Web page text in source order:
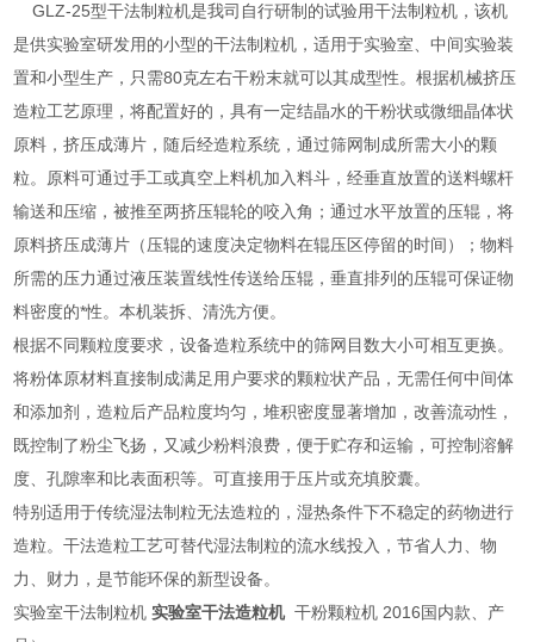
GLZ-25型干法制粒机是我司自行研制的试验用干法制粒机，该机
是供实验室研发用的小型的干法制粒机，适用于实验室、中间实验装
置和小型生产，只需80克左右干粉末就可以其成型性。根据机械挤压
造粒工艺原理，将配置好的，具有一定结晶水的干粉状或微细晶体状
原料，挤压成薄片，随后经造粒系统，通过筛网制成所需大小的颗
粒。原料可通过手工或真空上料机加入料斗，经垂直放置的送料螺杆
输送和压缩，被推至两挤压辊轮的咬入角；通过水平放置的压辊，将
原料挤压成薄片（压辊的速度决定物料在辊压区停留的时间）；物料
所需的压力通过液压装置线性传送给压辊，垂直排列的压辊可保证物
料密度的*性。本机装拆、清洗方便。
根据不同颗粒度要求，设备造粒系统中的筛网目数大小可相互更换。
将粉体原材料直接制成满足用户要求的颗粒状产品，无需任何中间体
和添加剂，造粒后产品粒度均匀，堆积密度显著增加，改善流动性，
既控制了粉尘飞扬，又减少粉料浪费，便于贮存和运输，可控制溶解
度、孔隙率和比表面积等。可直接用于压片或充填胶囊。
特别适用于传统湿法制粒无法造粒的，湿热条件下不稳定的药物进行
造粒。干法造粒工艺可替代湿法制粒的流水线投入，节省人力、物
力、财力，是节能环保的新型设备。
实验室干法制粒机实验室干法造粒机干粉颗粒机 2016国内款、产